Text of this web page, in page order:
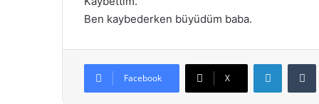
Ben kaybederken büyüdüm baba.
Facebook X
LinkedIn